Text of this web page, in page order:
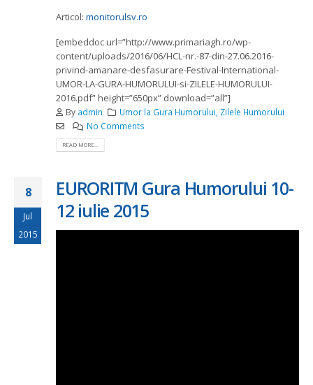
Articol: monitorulsv.ro
[embeddoc url=”http://www.primariagh.ro/wp-
content/uploads/2016/06/HCL-nr.-87-din-27.06.2016-
privind-amanare-desfasurare-Festival-International-
UMOR-LA-GURA-HUMORULUI-si-ZILELE-HUMORULUI-
2016.pdf” height=”650px” download=”all”]
By admin Umor la Gura Humorului Zilele Humorului
No Comments
READ MORE...
8
Jul
2015
EURORITM Gura Humorului 10-
12 iulie 2015